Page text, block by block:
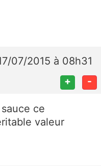
07/2015 à 08h31
+ -
ce
valeur